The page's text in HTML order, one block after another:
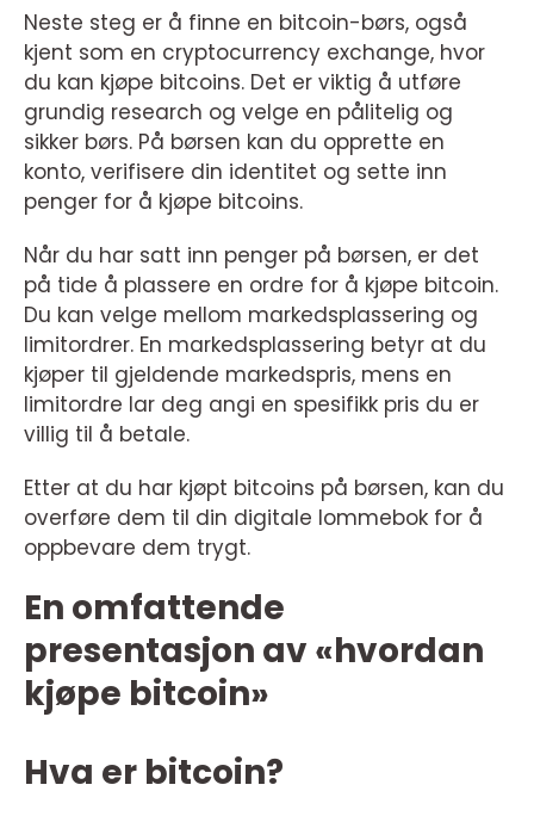
Neste steg er å finne en bitcoin-børs, også
kjent som en cryptocurrency exchange, hvor
du kan kjøpe bitcoins. Det er viktig å utføre
grundig research og velge en pålitelig og
sikker børs. På børsen kan du opprette en
konto, verifisere din identitet og sette inn
penger for å kjøpe bitcoins.
Når du har satt inn penger på børsen, er det
på tide å plassere en ordre for å kjøpe bitcoin.
Du kan velge mellom markedsplassering og
limitordrer. En markedsplassering betyr at du
kjøper til gjeldende markedspris, mens en
limitordre lar deg angi en spesifikk pris du er
villig til å betale.
Etter at du har kjøpt bitcoins på børsen, kan du
overføre dem til din digitale lommebok for å
oppbevare dem trygt.
En omfattende
presentasjon av «hvordan
kjøpe bitcoin»
Hva er bitcoin?